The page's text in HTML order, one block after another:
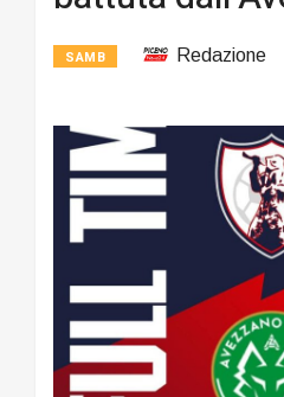
SAMB Redazione